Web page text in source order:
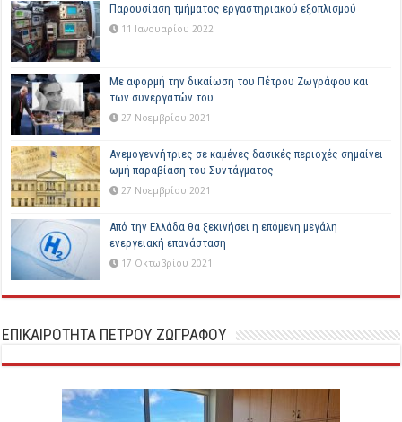
Παρουσίαση τμήματος εργαστηριακού εξοπλισμού
11 Ιανουαρίου 2022
Με αφορμή την δικαίωση του Πέτρου Ζωγράφου και
των συνεργατών του
27 Νοεμβρίου 2021
Ανεμογεννήτριες σε καμένες δασικές περιοχές σημαίνει
ωμή παραβίαση του Συντάγματος
27 Νοεμβρίου 2021
Από την Ελλάδα θα ξεκινήσει η επόμενη μεγάλη
ενεργειακή επανάσταση
17 Οκτωβρίου 2021
ΕΠΙΚΑΙΡΟΤΗΤΑ ΠΕΤΡΟΥ ΖΩΓΡΑΦΟΥ